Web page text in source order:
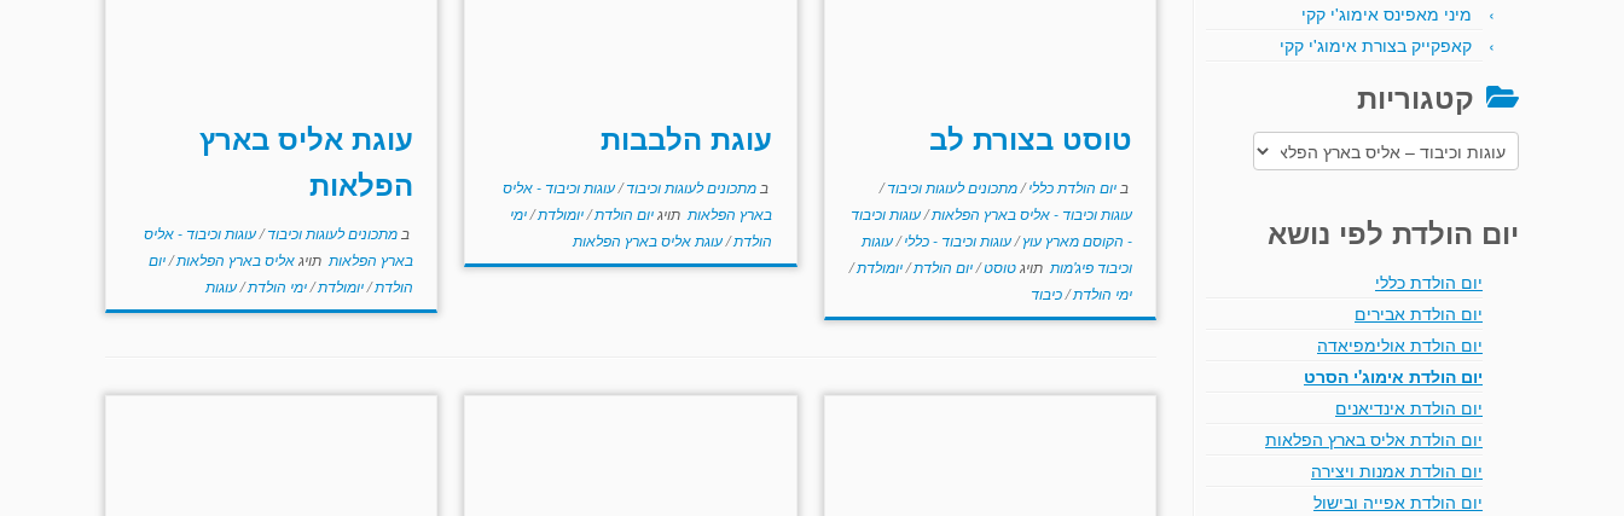
מיני מאפינס אימוג'י קקי
קאפקייק בצורת אימוג'י קקי
קטגוריות
קטגוריות
יום הולדת לפי נושא
יום הולדת כללי
יום הולדת אבירים
יום הולדת אולימפיאדה
יום הולדת אימוג'י הסרט
יום הולדת אינדיאנים
יום הולדת אליס בארץ הפלאות
יום הולדת אמנות ויצירה
יום הולדת אפייה ובישול
טוסט בצורת לב
ביום הולדת כללי/מתכונים לעוגות וכיבוד/
עוגות וכיבוד - אליס בארץ הפלאות/עוגות וכיבוד
- הקוסם מארץ עוץ/עוגות וכיבוד - כללי/עוגות
וכיבוד פיג'מות תויגטוסט/יום הולדת/יומולדת/
ימי הולדת/כיבוד
עוגת הלבבות
ב מתכונים לעוגות וכיבוד/עוגות וכיבוד - אליס
בארץ הפלאות תויגיום הולדת/יומולדת/ימי
הולדת/עוגת אליס בארץ הפלאות
עוגת אליס בארץ
הפלאות
ב מתכונים לעוגות וכיבוד/עוגות וכיבוד - אליס
בארץ הפלאות תויגאליס בארץ הפלאות/יום
הולדת/יומולדת/ימי הולדת/עוגות